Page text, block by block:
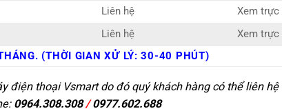
Liên hệ
Xem trực
Liên hệ
Xem trực
(THỜI GIAN XỬ LÝ: 30-40 PHÚT)
điện thoại Vsmart do đó quý khách hàng có thể liên
0964.308.308/0977.602.688